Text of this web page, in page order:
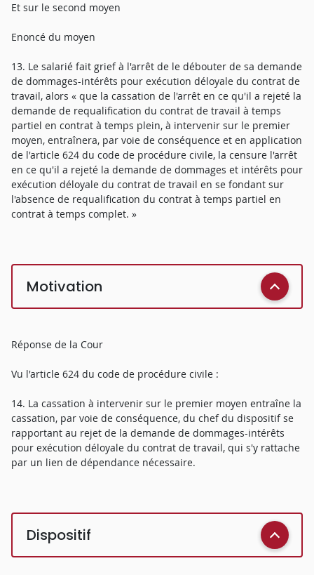
Et sur le second moyen
Enoncé du moyen
13. Le salarié fait grief à l'arrêt de le débouter de sa demande
de dommages-intérêts pour exécution déloyale du contrat de
travail, alors « que la cassation de l'arrêt en ce qu'il a rejeté la
demande de requalification du contrat de travail à temps
partiel en contrat à temps plein, à intervenir sur le premier
moyen, entraînera, par voie de conséquence et en application
de l'article 624 du code de procédure civile, la censure l'arrêt
en ce qu'il a rejeté la demande de dommages et intérêts pour
exécution déloyale du contrat de travail en se fondant sur
l'absence de requalification du contrat à temps partiel en
contrat à temps complet. »
Motivation
Réponse de la Cour
Vu l'article 624 du code de procédure civile :
14. La cassation à intervenir sur le premier moyen entraîne la
cassation, par voie de conséquence, du chef du dispositif se
rapportant au rejet de la demande de dommages-intérêts
pour exécution déloyale du contrat de travail, qui s'y rattache
par un lien de dépendance nécessaire.
Dispositif